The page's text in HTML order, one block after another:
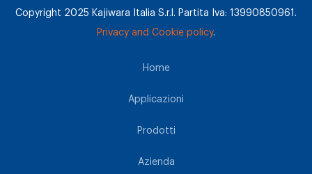
Copyright 2025 Kajiwara Italia S.r.l. Partita Iva: 13990850961.
Privacy and Cookie policy.
Home
Applicazioni
Prodotti
Azienda